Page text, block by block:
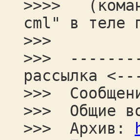
>>>>
cml" в теле
>>>
>>>
рассылка
>>>
>>> Общие
>>> Архив: